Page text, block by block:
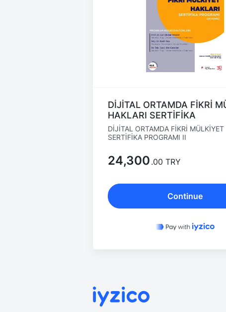
DİJİTAL ORTAMDA FİKRİ
HAKLARI SERTİFİKA
DİJİTAL ORTAMDA FİKRİ MÜLKİYET
SERTİFİKA PROGRAMI II
24,300 .00 TRY
Continue